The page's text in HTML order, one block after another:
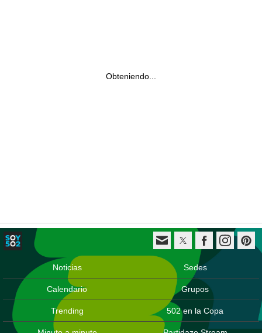
Obteniendo...
Noticias Sedes
Calendario Grupos
Trending 502 en la Copa